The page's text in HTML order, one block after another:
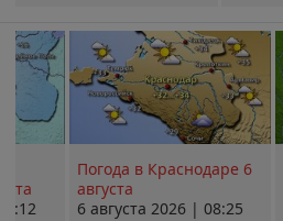
Погода в Краснодаре 6
августа
6 августа 2026 | 08:25